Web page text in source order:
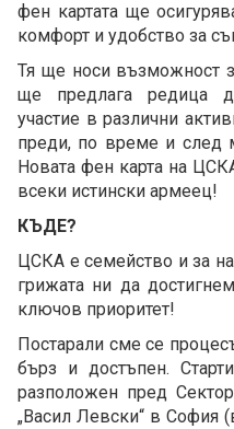
фен картата ще
комфорт и удобство за
Тя ще носи възможност
ще предлага редица
участие в различни
преди, по време и след
Новата фен карта на
всеки истински армеец!
КЪДЕ?
ЦСКА е семейство и за
грижата ни да
ключов приоритет!
Постарали сме се
бърз и достъпен.
разположен пред
„Васил Левски“ в София